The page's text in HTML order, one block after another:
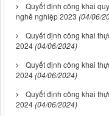
Quyết định công khai
nghề nghiệp 2023 (04/06/
Quyết định công khai
2024(04/06/2024)
Quyết định công khai
2024(04/06/2024)
Quyết định công khai
2024(04/06/2024)